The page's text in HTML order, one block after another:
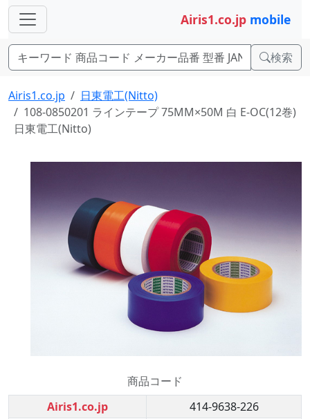
Airis1.co.jp mobile
検索
Airis1.co.jp
日東電工(Nitto)
108-0850201 ラインテープ 75MM×50M 白 E-OC(12巻)
日東電工(Nitto)
商品コード
Airis1.co.jp
414-9638-226